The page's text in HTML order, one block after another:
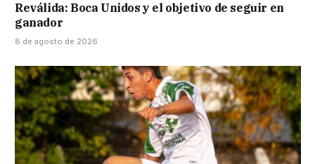
Reválida: Boca Unidos y el objetivo de seguir en
ganador
8 de agosto de 2026